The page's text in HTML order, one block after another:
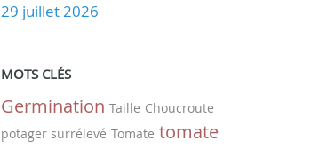
29 juillet 2026
MOTS CLÉS
Germination Taille Choucroute
potager surrélevé Tomate tomate